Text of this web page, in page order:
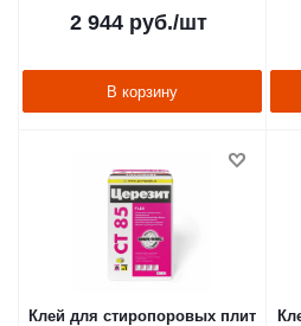
2 944руб./шт
В корзину
Клей для стиропоровых плит